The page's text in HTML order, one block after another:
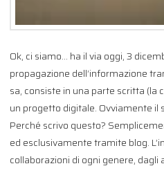
Ok, ci siamo… ha il via oggi, 3
propagazione dell’informazione
sa, consiste in una parte scritta (la
un progetto digitale. Ovviamente il
Perché scrivo questo?
ed esclusivamente tramite blog.
collaborazioni di ogni genere, dagli